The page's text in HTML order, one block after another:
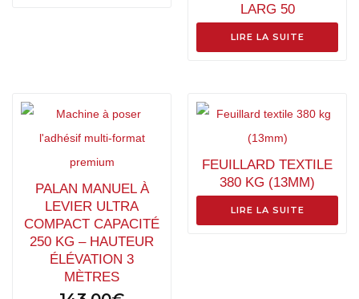
LARG 50
LIRE LA SUITE
PALAN MANUEL À
LEVIER ULTRA
COMPACT CAPACITÉ
250 KG – HAUTEUR
ÉLÉVATION 3
MÈTRES
FEUILLARD TEXTILE
380 KG (13MM)
LIRE LA SUITE